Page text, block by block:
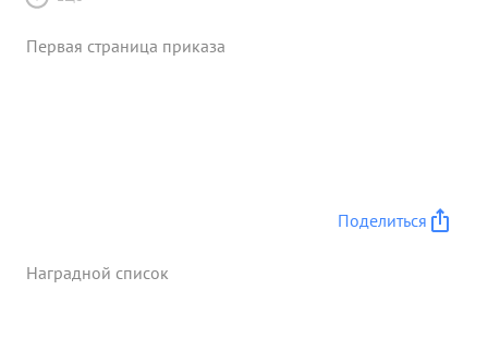
Первая страница приказа
Поделиться
Наградной список